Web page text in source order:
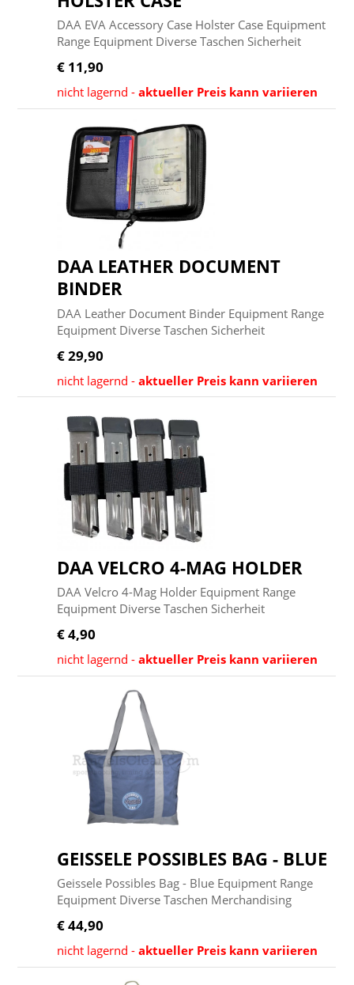
DAA EVA Accessory Case Holster Case Equipment
Range Equipment Diverse Taschen Sicherheit
€ 11,90
nicht lagernd -aktueller Preis kann variieren
DAA LEATHER DOCUMENT
BINDER
DAA Leather Document Binder Equipment Range
Equipment Diverse Taschen Sicherheit
€ 29,90
nicht lagernd -aktueller Preis kann variieren
DAA VELCRO 4-MAG HOLDER
DAA Velcro 4-Mag Holder Equipment Range
Equipment Diverse Taschen Sicherheit
€ 4,90
nicht lagernd -aktueller Preis kann variieren
GEISSELE POSSIBLES BAG - BLUE
Geissele Possibles Bag - Blue Equipment Range
Equipment Diverse Taschen Merchandising
€ 44,90
nicht lagernd -aktueller Preis kann variieren